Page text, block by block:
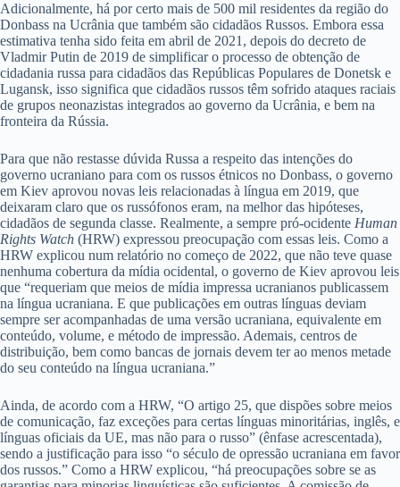
Adicionalmente, há por certo mais de 500 mil residentes da região do
Donbass na Ucrânia que também são cidadãos Russos. Embora essa
estimativa tenha sido feita em abril de 2021, depois do decreto de
Vladmir Putin de 2019 de simplificar o processo de obtenção de
cidadania russa para cidadãos das Repúblicas Populares de Donetsk e
Lugansk, isso significa que cidadãos russos têm sofrido ataques raciais
de grupos neonazistas integrados ao governo da Ucrânia, e bem na
fronteira da Rússia.
Para que não restasse dúvida Russa a respeito das intenções do
governo ucraniano para com os russos étnicos no Donbass, o governo
em Kiev aprovou novas leis relacionadas à língua em 2019, que
deixaram claro que os russófonos eram, na melhor das hipóteses,
cidadãos de segunda classe. Realmente, a sempre pró-ocidente Human
Rights Watch (HRW) expressou preocupação com essas leis. Como a
HRW explicou num relatório no começo de 2022, que não teve quase
nenhuma cobertura da mídia ocidental, o governo de Kiev aprovou leis
que “requeriam que meios de mídia impressa ucranianos publicassem
na língua ucraniana. E que publicações em outras línguas deviam
sempre ser acompanhadas de uma versão ucraniana, equivalente em
conteúdo, volume, e método de impressão. Ademais, centros de
distribuição, bem como bancas de jornais devem ter ao menos metade
do seu conteúdo na língua ucraniana.”
Ainda, de acordo com a HRW, “O artigo 25, que dispões sobre meios
de comunicação, faz exceções para certas línguas minoritárias, inglês, e
línguas oficiais da UE, mas não para o russo” (ênfase acrescentada),
sendo a justificação para isso “o século de opressão ucraniana em favor
dos russos.” Como a HRW explicou, “há preocupações sobre se as